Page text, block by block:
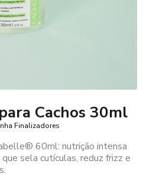
Cachos 30ml
Finalizadores
60ml: nutrição intensa
sela cutículas, reduz frizz e